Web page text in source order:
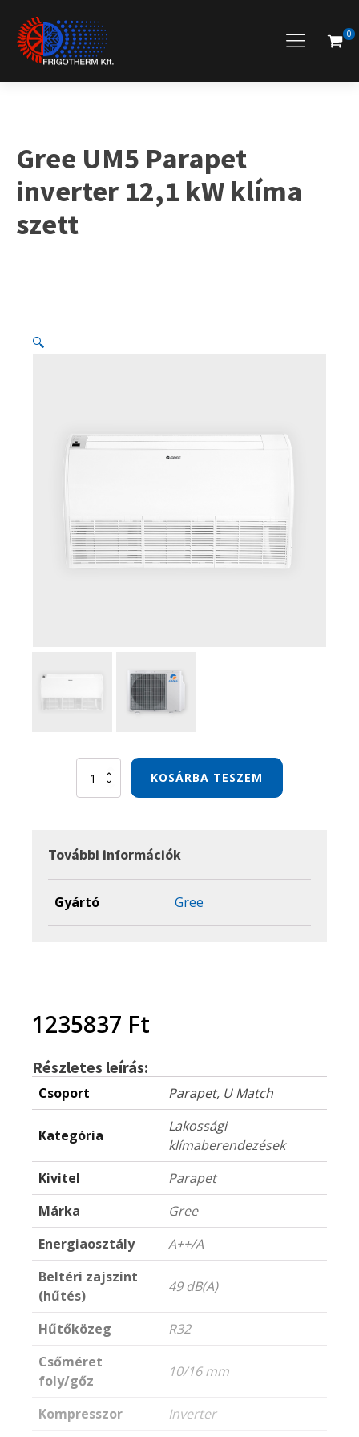
0
Gree UM5 Parapet
inverter 12,1 kW klíma
szett
🔍
Gree
kW
klíma
szett
mennyiség
KOSÁRBA TESZEM
További információk
Gyártó Gree
1235837 Ft
Részletes leírás:
Csoport Parapet, U Match
Kategória
Lakossági
klímaberendezések
Kivitel
Parapet
Márka
Gree
Energiaosztály
A++/A
Beltéri zajszint
(hűtés)
49 dB(A)
Hűtőközeg
R32
Csőméret
foly/gőz
10/16 mm
Kompresszor
Inverter